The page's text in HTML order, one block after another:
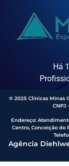
Há
® 2025 Clínicas Minas
CNPJ
Endereço:
Centro, Conceição do
Agência